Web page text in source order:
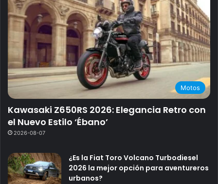
Motos
Kawasaki Z650RS 2026: Elegancia Retro con
el Nuevo Estilo ‘Ébano’
2026-08-07
¿Es la Fiat Toro Volcano Turbodiesel
2026 la mejor opción para aventureros
urbanos?